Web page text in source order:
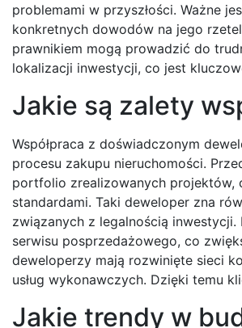
problemami w przyszłości. Ważne
konkretnych dowodów na jego
prawnikiem mogą prowadzić do
lokalizacji inwestycji, co jest
Jakie są zalety
Współpraca z doświadczonym
procesu zakupu nieruchomości.
portfolio zrealizowanych projektów,
standardami. Taki deweloper zna
związanych z legalnością
serwisu posprzedażowego, co
deweloperzy mają rozwinięte sieci
usług wykonawczych. Dzięki temu
Jakie trendy w